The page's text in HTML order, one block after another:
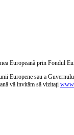
Europeană prin Fondul
Europene sau a
vă invităm să vizitaţi